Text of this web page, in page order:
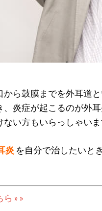
から鼓膜までを外耳道
、炎症が起こるのが外
ない方もいらっしゃいま
炎 を自分で治したいと
» »